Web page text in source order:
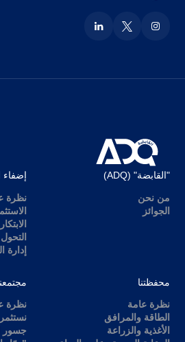
"القابضة" (ADQ)
من نحن
الجوائز
إضفاء
نظرة
إدارة
محفظتنا
نظرة عامة
الطاقة والمرافق
الأغذية والزراعة
نظرة
جسور